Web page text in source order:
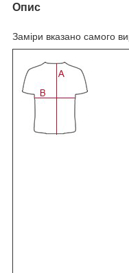
Опис
Заміри вказано самого